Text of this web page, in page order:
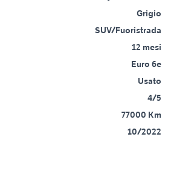
Grigio
SUV/Fuoristrada
12 mesi
Euro 6e
Usato
4/5
77000 Km
10/2022